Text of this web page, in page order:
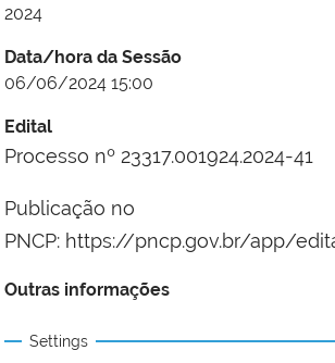
2024
Data/hora da Sessão
06/06/2024 15:00
Edital
Processo nº 23317.001924.2024-41
Publicação no
PNCP: https://pncp.gov.br/app/
Outras informações
Settings